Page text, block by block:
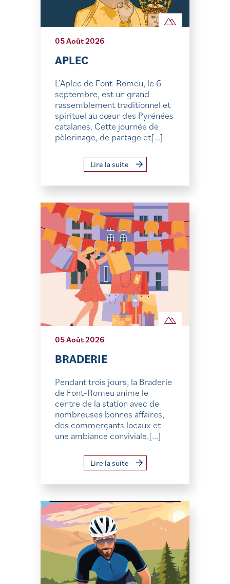
05 Août 2026
APLEC
L’Aplec de Font-Romeu, le 6
septembre, est un grand
rassemblement traditionnel et
spirituel au cœur des Pyrénées
catalanes. Cette journée de
pèlerinage, de partage et[...]
Lire la suite
05 Août 2026
BRADERIE
Pendant trois jours, la Braderie
de Font-Romeu anime le
centre de la station avec de
nombreuses bonnes affaires,
des commerçants locaux et
une ambiance conviviale.[...]
Lire la suite